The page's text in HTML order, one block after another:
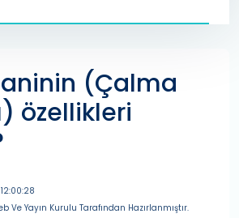
(Çalma
özellikleri
Ve Yayın Kurulu Tarafından Hazırlanmıştır.